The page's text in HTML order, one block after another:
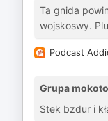
Ta gnida
wojskoswy.
Podcast
Grupa
Stek bzdur i